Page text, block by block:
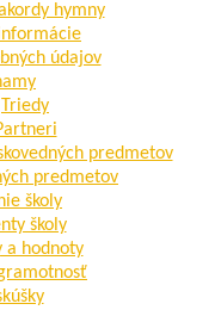
hymny
údajov
Triedy
predmetov
predmetov
školy
školy
a hodnoty